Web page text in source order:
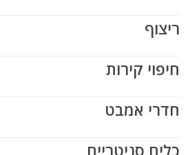
ריצוף
חיפוי קירות
חדרי אמבט